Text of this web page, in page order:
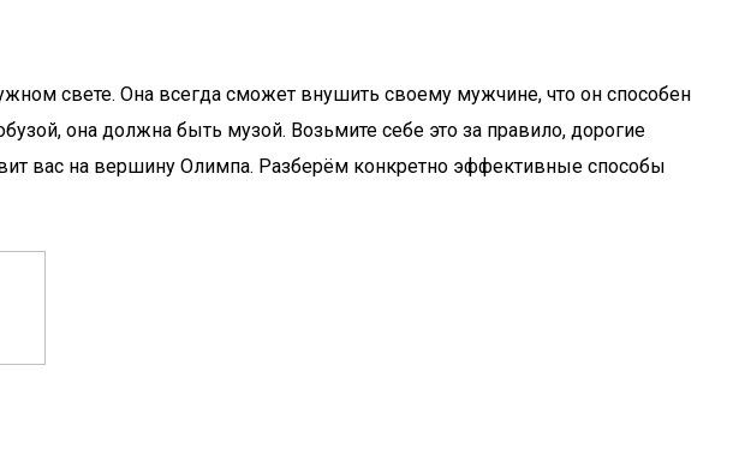
свете. Она всегда сможет внушить своему мужчине, что он способен
она должна быть музой. Возьмите себе это за правило, дорогие
вас на вершину Олимпа. Разберём конкретно эффективные способы